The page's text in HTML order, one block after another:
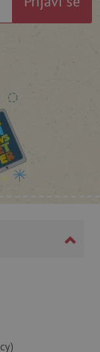
www.agatinsvijet.hr
.agatinsvijet.hr